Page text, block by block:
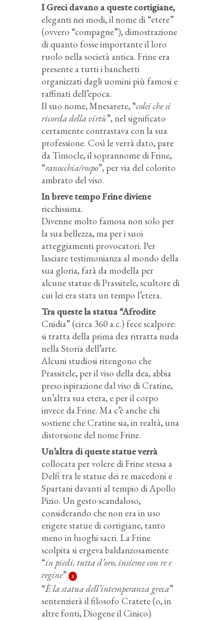
I Greci davano a queste cortigiane,
eleganti nei modi, il nome di “etere”
(ovvero “compagne”), dimostrazione
di quanto fosse importante il loro
ruolo nella società antica. Frine era
presente a tutti i banchetti
organizzati dagli uomini più famosi e
raffinati dell’epoca.
Il suo nome, Mnesarete, “colei che si
ricorda della virtù”, nel significato
certamente contrastava con la sua
professione. Così le verrà dato, pare
da Timocle, il soprannome di Frine,
“ranocchia/rospo”, per via del colorito
ambrato del viso.
In breve tempo Frine diviene
ricchissima.
Divenne molto famosa non solo per
la sua bellezza, ma per i suoi
atteggiamenti provocatori. Per
lasciare testimonianza al mondo della
sua gloria, farà da modella per
alcune statue di Prassitele, scultore di
cui lei era stata un tempo l’etera.
Tra queste la statua “Afrodite
Cnidia” (circa 360 a.c.) fece scalpore:
si tratta della prima dea ritratta nuda
nella Storia dell’arte.
Alcuni studiosi ritengono che
Prassitele, per il viso della dea, abbia
preso ispirazione dal viso di Cratine,
un’altra sua etera, e per il corpo
invece da Frine. Ma c’è anche chi
sostiene che Cratine sia, in realtà, una
distorsione del nome Frine.
Un’altra di queste statue verrà
collocata per volere di Frine stessa a
Delfi tra le statue dei re macedoni e
Spartani davanti al tempio di Apollo
Pizio. Un gesto scandaloso,
considerando che non era in uso
erigere statue di cortigiane, tanto
meno in luoghi sacri. La Frine
scolpita si ergeva baldanzosamente
“in piedi, tutta d’oro, insieme con re e
regine”. 3
“È la statua dell’intemperanza greca”
sentenzierà il filosofo Cratete (o, in
altre fonti, Diogene il Cinico).